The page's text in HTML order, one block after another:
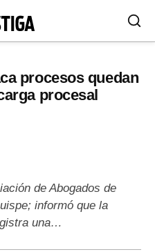
procesos quedan
procesal
de Abogados de
informó que la
una…